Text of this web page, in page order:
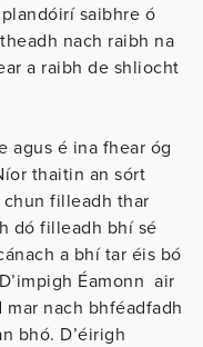
saibhre ó
nach raibh na
a raibh de shliocht
agus é ina fhear óg
thaitin an sórt
filleadh thar
dó filleadh bhí sé
a bhí tar éis bó
Éamonn air
nach bhféadfadh
bhó. D’éirigh